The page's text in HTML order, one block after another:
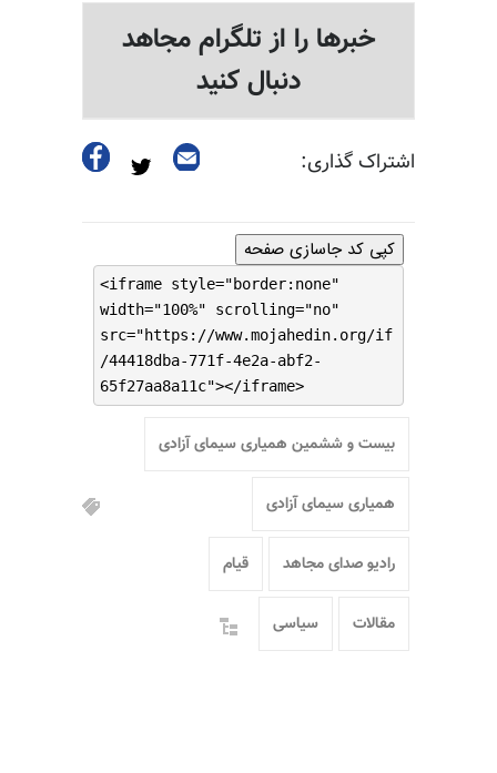
خبرها را از تلگرام مجاهد
دنبال کنید
اشتراک گذاری:
کپی کد جاسازی صفحه
<iframe style="border:none"
width="100%" scrolling="no"
src="https://www.mojahedin.org/if
/44418dba-771f-4e2a-abf2-
65f27aa8a11c"></iframe>
بیست و ششمین همیاری سیمای آزادی
همیاری سیمای آزادی
رادیو صدای مجاهد قیام
مقالات سیاسی